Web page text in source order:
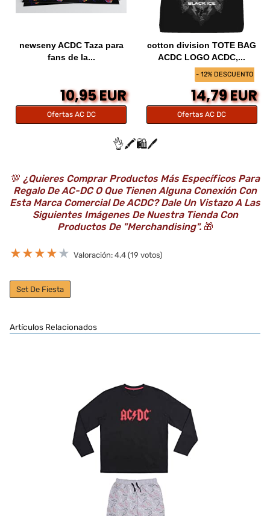
newseny ACDC Taza para
fans de la...
10,95 EUR
Ofertas AC DC
- 12% DESCUENTO
cotton division TOTE BAG
ACDC LOGO ACDC,...
14,79 EUR
Ofertas AC DC
👌🖍️🛍️🖊️
💯 ¿Quieres Comprar Productos Más Específicos Para
Regalo De AC-DC O Que Tienen Alguna Conexión Con
Esta Marca Comercial De ACDC? Dale Un Vistazo A Las
Siguientes Imágenes De Nuestra Tienda Con
Productos De "Merchandising".🎁
★★★★★ Valoración: 4.4 (19 votos)
Set De Fiesta
Artículos Relacionados